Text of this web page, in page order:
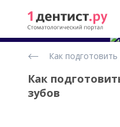
стоматологии
Как
Как
зубов